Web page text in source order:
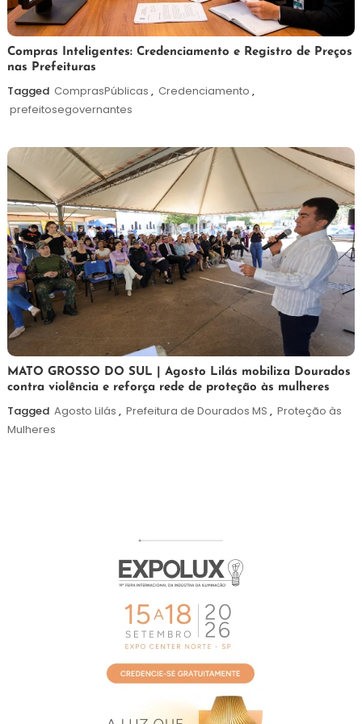
6
de
agosto
2026
Redação
Compras Inteligentes: Credenciamento e Registro de Preços
nas Prefeituras
Tagged ComprasPúblicas , Credenciamento ,
prefeitosegovernantes
5
de
agosto
de
Maurilio
MATO GROSSO DO SUL | Agosto Lilás mobiliza Dourados
contra violência e reforça rede de proteção às mulheres
Tagged Agosto Lilás , Prefeitura de Dourados MS , Proteção às
Mulheres